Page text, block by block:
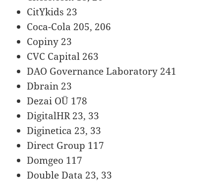
CitYkids 23
Coca-Cola 205, 206
Copiny 23
CVC Capital 263
DAO Governance Laboratory 241
Dbrain 23
Dezai OÜ 178
DigitalHR 23, 33
Diginetica 23, 33
Direct Group 117
Domgeo 117
Double Data 23, 33